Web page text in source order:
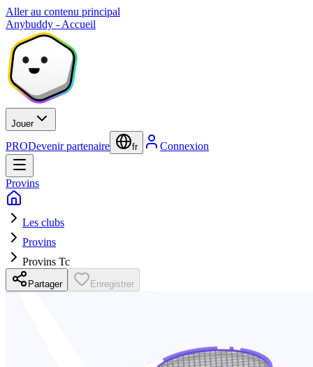
Aller au contenu principal
Anybuddy - Accueil
Jouer
PRODevenir partenaire fr Connexion
Provins
Les clubs
Provins
Provins Tc
Partager Enregistrer